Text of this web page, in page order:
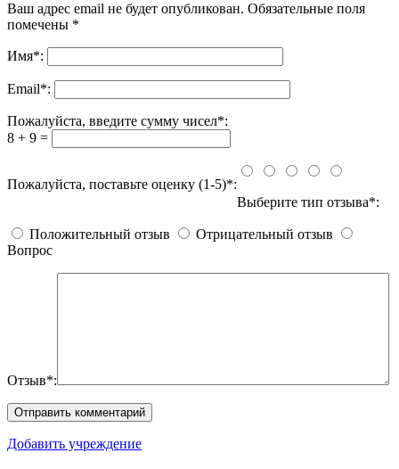
Ваш адрес email не будет опубликован. Обязательные поля
помечены *
Имя*:
Email*:
Пожалуйста, введите сумму чисел*:
8 + 9 =
Пожалуйста, поставьте оценку (1-5)*:
Выберите тип отзыва*:
Положительный отзыв
Отрицательный отзыв
Вопрос
Отзыв*:
Добавить учреждение